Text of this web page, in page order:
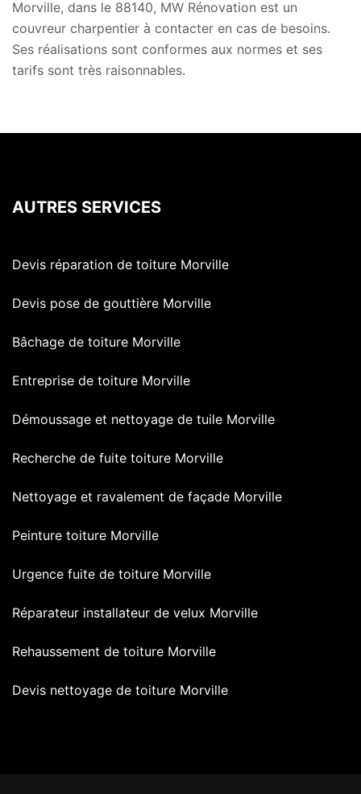
Morville, dans le 88140, MW Rénovation est un
couvreur charpentier à contacter en cas de besoins.
Ses réalisations sont conformes aux normes et ses
tarifs sont très raisonnables.
AUTRES SERVICES
Devis réparation de toiture Morville
Devis pose de gouttière Morville
Bâchage de toiture Morville
Entreprise de toiture Morville
Démoussage et nettoyage de tuile Morville
Recherche de fuite toiture Morville
Nettoyage et ravalement de façade Morville
Peinture toiture Morville
Urgence fuite de toiture Morville
Réparateur installateur de velux Morville
Rehaussement de toiture Morville
Devis nettoyage de toiture Morville